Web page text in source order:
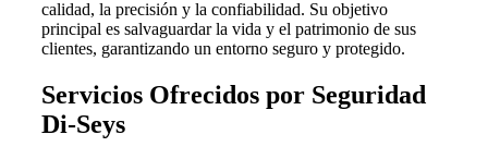
calidad, la precisión y la confiabilidad. Su objetivo
principal es salvaguardar la vida y el patrimonio de sus
clientes, garantizando un entorno seguro y protegido.
Servicios Ofrecidos por Seguridad
Di-Seys